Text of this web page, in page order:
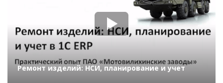
Ремонт изделий: НСИ, планирование и учет